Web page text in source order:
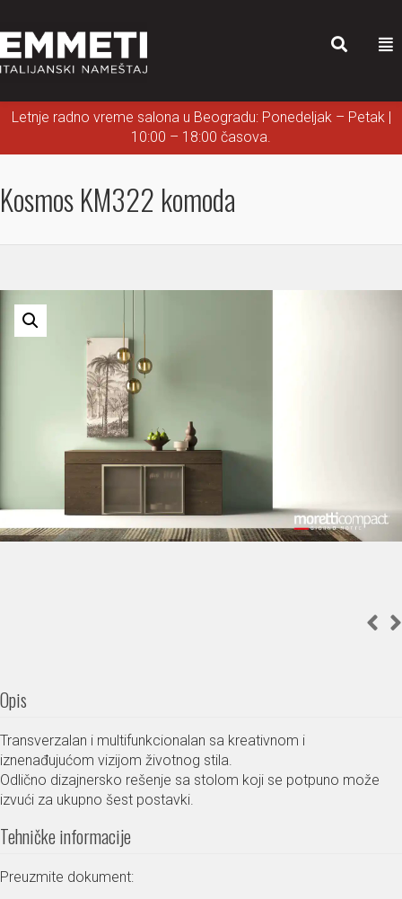
Letnje radno vreme salona u Beogradu: Ponedeljak – Petak |
10:00 – 18:00 časova.
Kosmos KM322 komoda
Opis
Transverzalan i multifunkcionalan sa kreativnom i
iznenađujućom vizijom životnog stila.
Odlično dizajnersko rešenje sa stolom koji se potpuno može
izvući za ukupno šest postavki.
Tehničke informacije
Preuzmite dokument: